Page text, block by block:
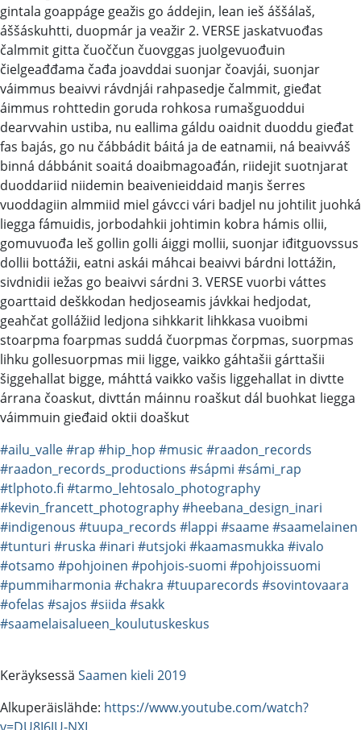
gintala goappáge geažis go áddejin, lean ieš áššálaš,
áššáskuhtti, duopmár ja veažir 2. VERSE jaskatvuođas
čalmmit gitta čuoččun čuovggas juolgevuođuin
čielgeađđama čađa joavddai suonjar čoavjái, suonjar
váimmus beaivvi rávdnjái rahpasedje čalmmit, gieđat
áimmus rohttedin goruda rohkosa rumašguoddui
dearvvahin ustiba, nu eallima gáldu oaidnit duoddu gieđat
fas bajás, go nu čábbádit báitá ja de eatnamii, ná beaivváš
binná dábbánit soaitá doaibmagoađán, riidejit suotnjarat
duoddariid niidemin beaivenieiddaid maŋis šerres
vuoddagiin almmiid miel gávcci vári badjel nu johtilit juohká
liegga fámuidis, jorbodahkii johtimin kobra hámis ollii,
gomuvuođa Ieš gollin golli áiggi mollii, suonjar iđitguovssus
dollii bottážii, eatni askái máhcai beaivvi bárdni lottážin,
sivdnidii iežas go beaivvi sárdni 3. VERSE vuorbi váttes
goarttaid deškkodan hedjoseamis jávkkai hedjodat,
geahčat gollážiid ledjona sihkkarit lihkkasa vuoibmi
stoarpma foarpmas suddá čuorpmas čorpmas, suorpmas
lihku gollesuorpmas mii ligge, vaikko gáhtašii gárttašii
šiggehallat bigge, máhttá vaikko vašis liggehallat in divtte
árrana čoaskut, divttán máinnu roaškut dál buohkat liegga
váimmuin gieđaid oktii doaškut
#ailu_valle#rap #hip_hop #music #raadon_records
#raadon_records_productions #sápmi #sámi_rap
#tlphoto.fi #tarmo_lehtosalo_photography
#kevin_francett_photography#heebana_design_inari
#indigenous #tuupa_records #lappi #saame#saamelainen
#tunturi #ruska #inari #utsjoki #kaamasmukka #ivalo
#otsamo #pohjoinen #pohjois-suomi #pohjoissuomi
#pummiharmonia #chakra #tuuparecords #sovintovaara
#ofelas #sajos #siida #sakk
#saamelaisalueen_koulutuskeskus
Keräyksessä Saamen kieli 2019
Alkuperäislähde: https://www.youtube.com/watch?